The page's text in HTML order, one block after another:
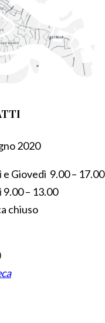
2020
Giovedì 9.00 – 17.00
– 13.00
chiuso